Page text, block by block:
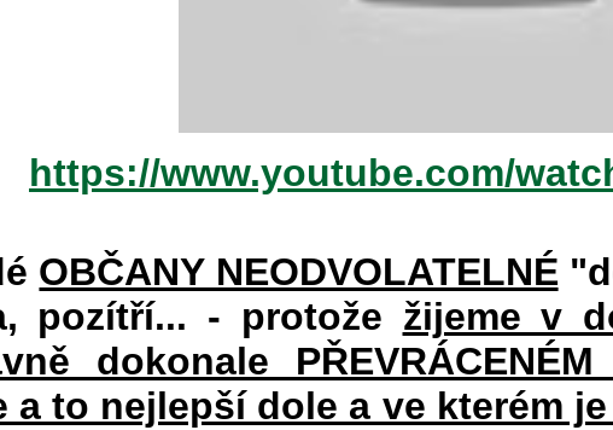
https://www.youtube.com/
OBČANY NEODVOLATELNÉ
pozítří... - protože žijeme v
dokonale
a to nejlepší dole a ve kterém